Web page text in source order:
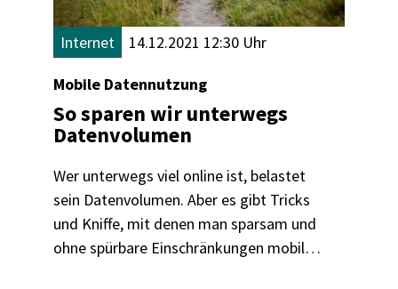
Internet 14.12.2021 12:30 Uhr
Mobile Datennutzung
So sparen wir unterwegs
Datenvolumen
Wer unterwegs viel online ist, belastet
sein Datenvolumen. Aber es gibt Tricks
und Kniffe, mit denen man sparsam und
ohne spürbare Einschränkungen mobil